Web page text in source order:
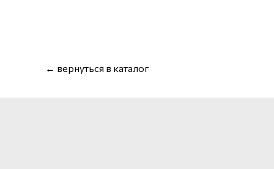
← вернуться в каталог